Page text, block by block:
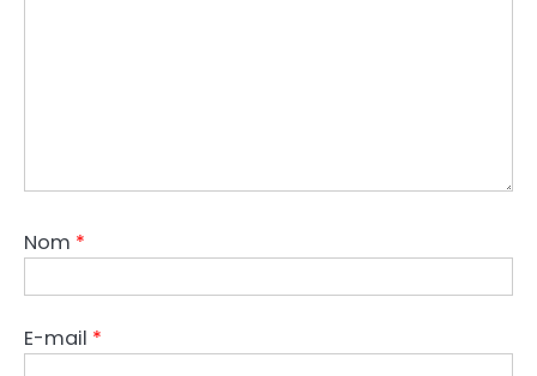
Nom *
E-mail *